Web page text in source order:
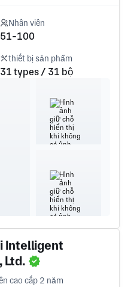
Nhân viên
51-100
thiết bị sản phẩm
31 types / 31 bộ
Intelligent
Ltd.
cao cấp 2 năm